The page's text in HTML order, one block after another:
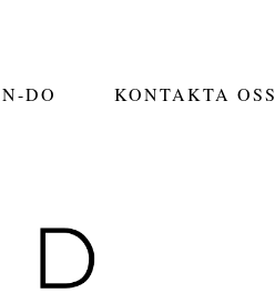
DO KONTAKTA OSS